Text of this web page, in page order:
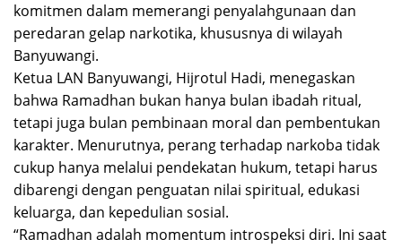
komitmen dalam memerangi penyalahgunaan dan
peredaran gelap narkotika, khususnya di wilayah
Banyuwangi.
Ketua LAN Banyuwangi, Hijrotul Hadi, menegaskan
bahwa Ramadhan bukan hanya bulan ibadah ritual,
tetapi juga bulan pembinaan moral dan pembentukan
karakter. Menurutnya, perang terhadap narkoba tidak
cukup hanya melalui pendekatan hukum, tetapi harus
dibarengi dengan penguatan nilai spiritual, edukasi
keluarga, dan kepedulian sosial.
“Ramadhan adalah momentum introspeksi diri. Ini saat